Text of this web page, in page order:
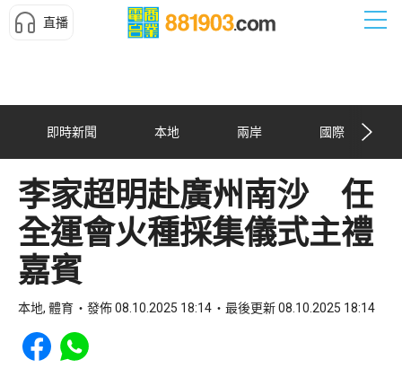
直播
即時新聞 本地 兩岸 國際
李家超明赴廣州南沙 任
全運會火種採集儀式主禮
嘉賓
本地, 體育 發佈 08.10.2025 18:14 最後更新 08.10.2025 18:14
Share to Facebook
Share to WhatsApp